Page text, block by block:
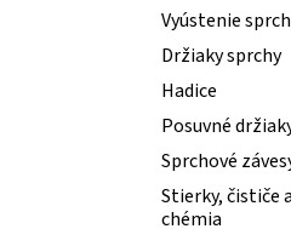
Vyústenie
Držiaky sprchy
Hadice
Posuvné
Sprchové
Stierky, čističe
chémia